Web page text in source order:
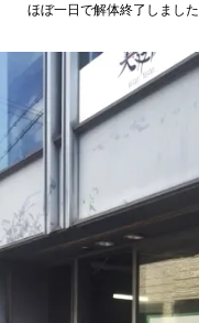
ほぼ一日で解体終了しました